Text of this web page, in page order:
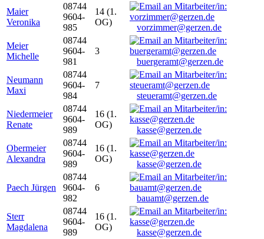
Maier
Veronika
08744
9604-
985
14 (1.
OG)
vorzimmer@gerzen.de
Meier
Michelle
08744
9604-
981
3
buergeramt@gerzen.de
Neumann
Maxi
08744
9604-
984
7
steueramt@gerzen.de
Niedermeier
Renate
08744
9604-
989
16 (1.
OG)
kasse@gerzen.de
Obermeier
Alexandra
08744
9604-
989
16 (1.
OG)
kasse@gerzen.de
Paech Jürgen
08744
9604-
982
6
bauamt@gerzen.de
Sterr
Magdalena
08744
9604-
989
16 (1.
OG)
kasse@gerzen.de